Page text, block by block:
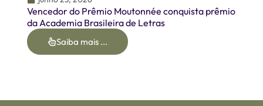
Vencedor do Prêmio Moutonnée conquista prêmio
da Academia Brasileira de Letras
Saiba mais ...